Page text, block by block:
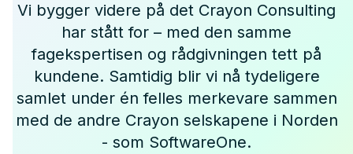
Vi bygger videre på det Crayon Consulting
har stått for – med den samme
fagekspertisen og rådgivningen tett på
kundene. Samtidig blir vi nå tydeligere
samlet under én felles merkevare sammen
med de andre Crayon selskapene i Norden
- som SoftwareOne.